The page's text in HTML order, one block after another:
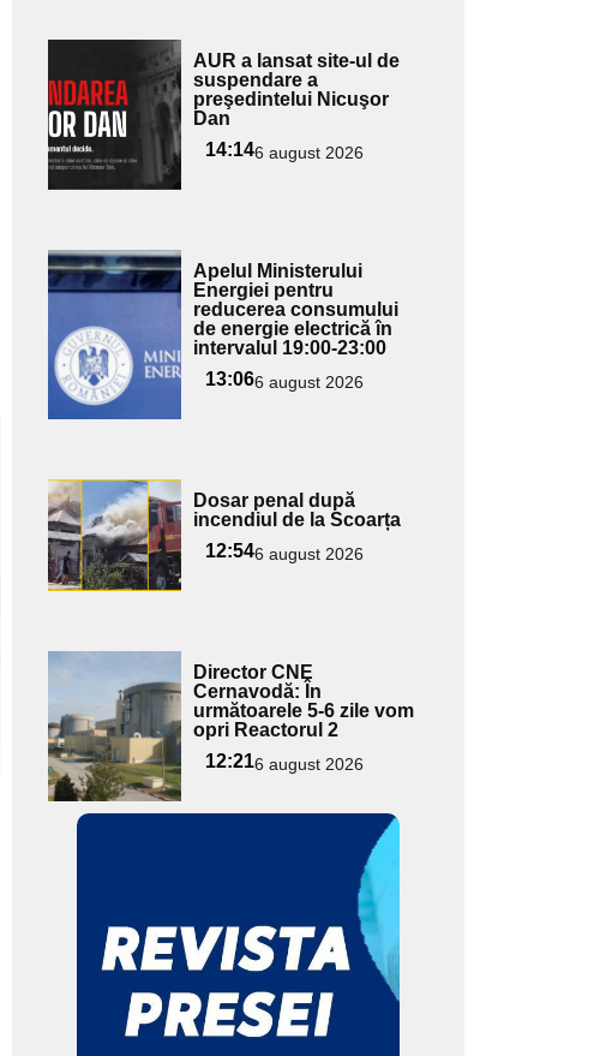
aici textul
pentru
subtitlu
AUR a lansat site-ul de
suspendare a
preşedintelui Nicuşor
Dan
14:146 august 2026
Adaugă
aici textul
pentru
subtitlu
Apelul Ministerului
Energiei pentru
reducerea consumului
de energie electrică în
intervalul 19:00-23:00
13:066 august 2026
Adaugă
aici textul
pentru
subtitlu
Dosar penal după
incendiul de la Scoarța
12:546 august 2026
Adaugă
aici textul
pentru
subtitlu
Director CNE
Cernavodă: În
următoarele 5-6 zile vom
opri Reactorul 2
12:216 august 2026